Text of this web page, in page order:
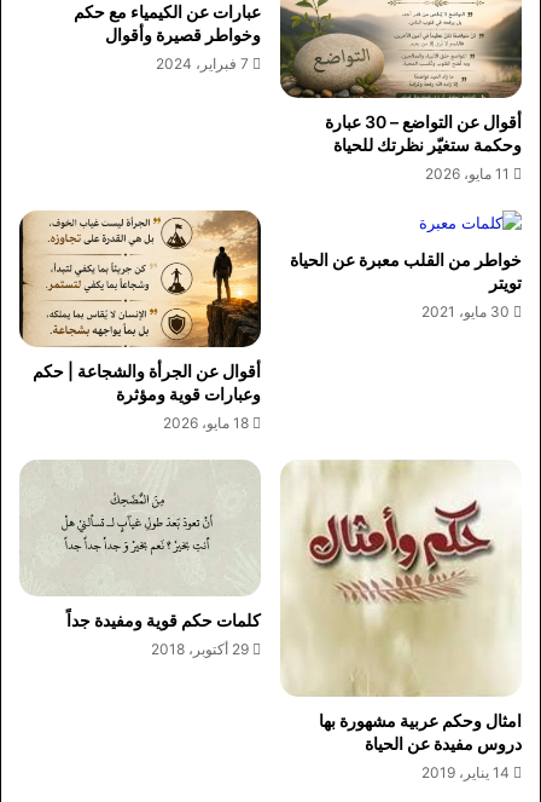
أقوال عن التواضع – 30 عبارة
وحكمة ستغيّر نظرتك للحياة
11 مايو، 2026
عبارات عن الكيمياء مع حكم
وخواطر قصيرة وأقوال
7 فبراير، 2024
خواطر من القلب معبرة عن الحياة
تويتر
30 مايو، 2021
أقوال عن الجرأة والشجاعة | حكم
وعبارات قوية ومؤثرة
18 مايو، 2026
امثال وحكم عربية مشهورة بها
دروس مفيدة عن الحياة
14 يناير، 2019
كلمات حكم قوية ومفيدة جداً
29 أكتوبر، 2018